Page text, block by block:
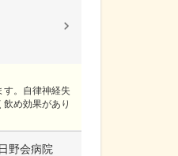
す。自律神経失
め効果があり
野会病院